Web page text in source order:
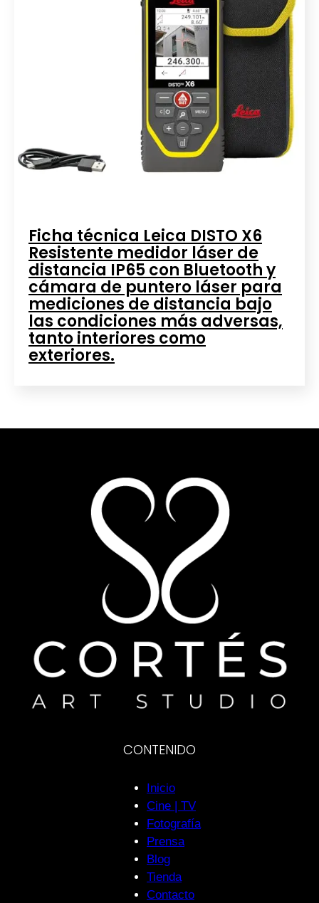
Ficha técnica Leica DISTO X6
Resistente medidor láser de
distancia IP65 con Bluetooth y
cámara de puntero láser para
mediciones de distancia bajo
las condiciones más adversas,
tanto interiores como
exteriores.
CONTENIDO
Inicio
Cine | TV
Fotografía
Prensa
Blog
Tienda
Contacto